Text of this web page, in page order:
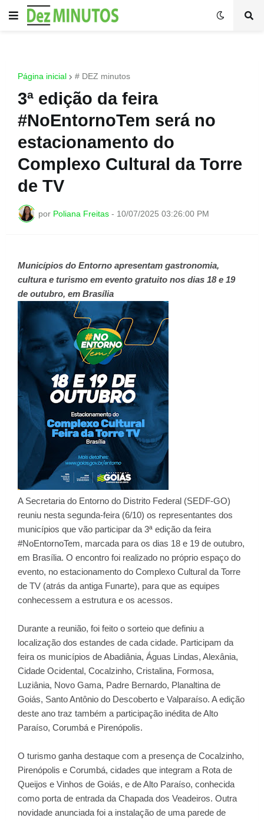
Página inicial # DEZ minutos
3ª edição da feira
#NoEntornoTem será no
estacionamento do
Complexo Cultural da Torre
de TV
por Poliana Freitas - 10/07/2025 03:26:00 PM
Municípios do Entorno apresentam gastronomia,
cultura e turismo em evento gratuito nos dias 18 e 19
de outubro, em Brasília
A Secretaria do Entorno do Distrito Federal (SEDF-GO)
reuniu nesta segunda-feira (6/10) os representantes dos
municípios que vão participar da 3ª edição da feira
#NoEntornoTem, marcada para os dias 18 e 19 de outubro,
em Brasília. O encontro foi realizado no próprio espaço do
evento, no estacionamento do Complexo Cultural da Torre
de TV (atrás da antiga Funarte), para que as equipes
conhecessem a estrutura e os acessos.
Durante a reunião, foi feito o sorteio que definiu a
localização dos estandes de cada cidade. Participam da
feira os municípios de Abadiânia, Águas Lindas, Alexânia,
Cidade Ocidental, Cocalzinho, Cristalina, Formosa,
Luziânia, Novo Gama, Padre Bernardo, Planaltina de
Goiás, Santo Antônio do Descoberto e Valparaíso. A edição
deste ano traz também a participação inédita de Alto
Paraíso, Corumbá e Pirenópolis.
O turismo ganha destaque com a presença de Cocalzinho,
Pirenópolis e Corumbá, cidades que integram a Rota de
Queijos e Vinhos de Goiás, e de Alto Paraíso, conhecida
como porta de entrada da Chapada dos Veadeiros. Outra
novidade anunciada foi a instalação de uma parede de